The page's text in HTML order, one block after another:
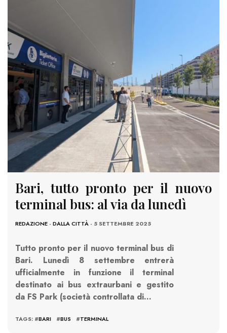
Bari, tutto pronto per il nuovo
terminal bus: al via da lunedì
REDAZIONE - DALLA CITTÀ - 5 SETTEMBRE 2025
Tutto pronto per il nuovo terminal bus di
Bari. Lunedì 8 settembre entrerà
ufficialmente in funzione il terminal
destinato ai bus extraurbani e gestito
da FS Park (società controllata di…
TAGS: #BARI #BUS #TERMINAL